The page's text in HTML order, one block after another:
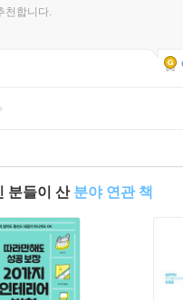
천합니다.
분들이 산 분야 연관 책